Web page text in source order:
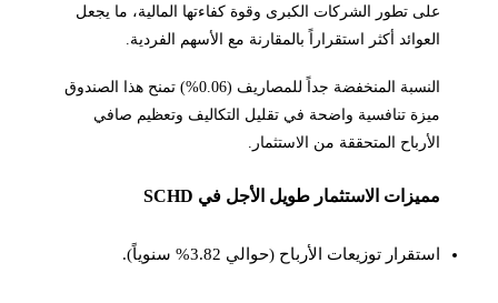
على تطور الشركات الكبرى وقوة كفاءتها المالية، ما يجعل
العوائد أكثر استقراراً بالمقارنة مع الأسهم الفردية.
النسبة المنخفضة جداً للمصاريف (0.06%) تمنح هذا الصندوق
ميزة تنافسية واضحة في تقليل التكاليف وتعظيم صافي
الأرباح المتحققة من الاستثمار.
مميزات الاستثمار طويل الأجل في SCHD
استقرار توزيعات الأرباح (حوالي 3.82% سنوياً).